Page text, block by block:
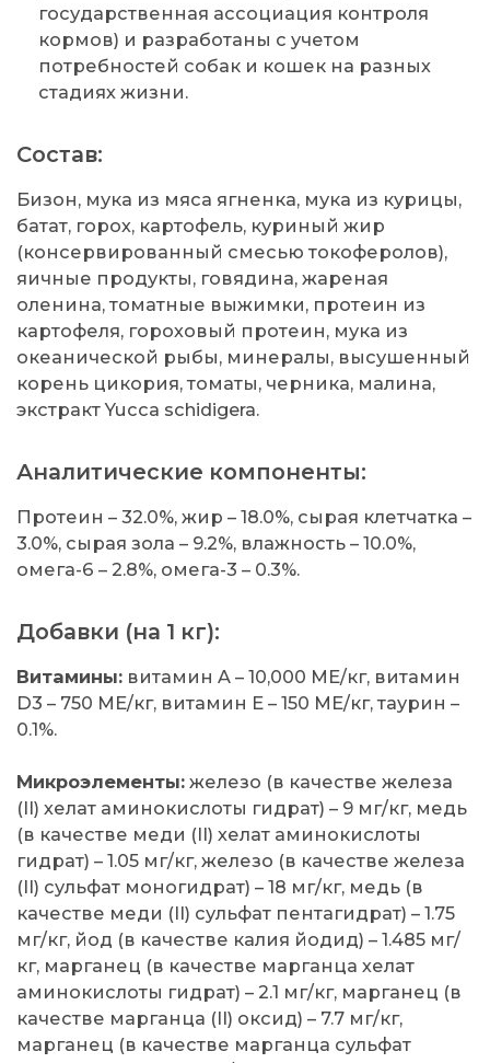
государственная ассоциация контроля
кормов) и разработаны с учетом
потребностей собак и кошек на разных
стадиях жизни.
Состав:
Бизон, мука из мяса ягненка, мука из курицы,
батат, горох, картофель, куриный жир
(консервированный смесью токоферолов),
яичные продукты, говядина, жареная
оленина, томатные выжимки, протеин из
картофеля, гороховый протеин, мука из
океанической рыбы, минералы, высушенный
корень цикория, томаты, черника, малина,
экстракт Yucca schidigera.
Аналитические компоненты:
Протеин – 32.0%, жир – 18.0%, сырая клетчатка –
3.0%, сырая зола – 9.2%, влажность – 10.0%,
омега-6 – 2.8%, омега-3 – 0.3%.
Добавки (на 1 кг):
Витамины: витамин A – 10,000 МЕ/кг, витамин
D3 – 750 МЕ/кг, витамин E – 150 МЕ/кг, таурин –
0.1%.
Микроэлементы: железо (в качестве железа
(II) хелат аминокислоты гидрат) – 9 мг/кг, медь
(в качестве меди (II) хелат аминокислоты
гидрат) – 1.05 мг/кг, железо (в качестве железа
(II) сульфат моногидрат) – 18 мг/кг, медь (в
качестве меди (II) сульфат пентагидрат) – 1.75
мг/кг, йод (в качестве калия йодид) – 1.485 мг/
кг, марганец (в качестве марганца хелат
аминокислоты гидрат) – 2.1 мг/кг, марганец (в
качестве марганца (II) оксид) – 7.7 мг/кг,
марганец (в качестве марганца сульфат